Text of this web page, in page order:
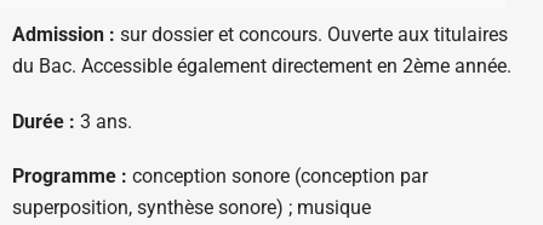
Admission : sur dossier et concours. Ouverte aux titulaires
du Bac. Accessible également directement en 2ème année.
Durée : 3 ans.
Programme : conception sonore (conception par
superposition, synthèse sonore) ; musique